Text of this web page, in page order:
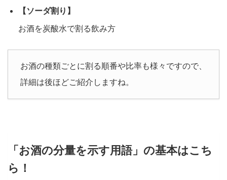
【ソーダ割り】
お酒を炭酸水で割る飲み方
お酒の種類ごとに割る順番や比率も様々ですので、
詳細は後ほどご紹介しますね。
「お酒の分量を示す用語」の基本はこち
ら！